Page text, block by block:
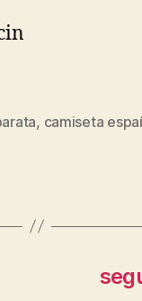
, camiseta